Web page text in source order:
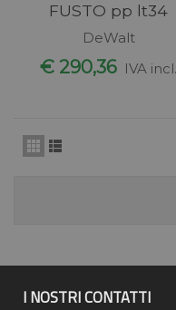
FUSTO pp lt34
DeWalt
€ 290,36 IVA incl.
I NOSTRI CONTATTI